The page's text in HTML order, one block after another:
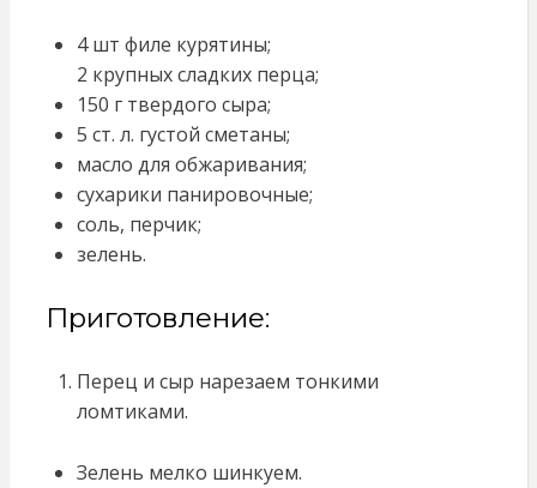
4 шт филе курятины;
2 крупных сладких перца;
150 г твердого сыра;
5 ст. л. густой сметаны;
масло для обжаривания;
сухарики панировочные;
соль, перчик;
зелень.
Приготовление:
Перец и сыр нарезаем тонкими
ломтиками.
Зелень мелко шинкуем.